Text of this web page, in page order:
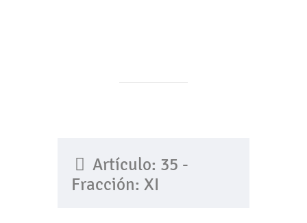
Artículo: 35 -
Fracción: XI